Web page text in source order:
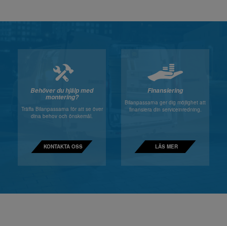
Behöver du hjälp med
montering?
Träffa Bilanpassarna för att se över
dina behov och önskemål.
KONTAKTA OSS
Finansiering
Bilanpassarna ger dig möjlighet att
finansiera din serviceinredning.
LÄS MER